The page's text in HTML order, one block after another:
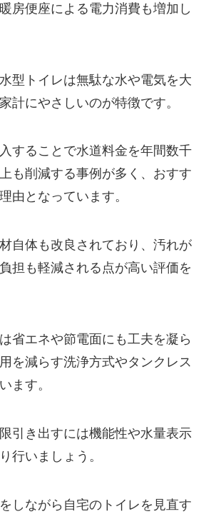
房便座による電力消費も増加し
型トイレは無駄な水や電気を大
計にやさしいのが特徴です。
することで水道料金を年間数千
も削減する事例が多く、おすす
由となっています。
自体も改良されており、汚れが
担も軽減される点が高い評価を
省エネや節電面にも工夫を凝ら
を減らす洗浄方式やタンクレス
ます。
引き出すには機能性や水量表示
行いましょう。
しながら自宅のトイレを見直す